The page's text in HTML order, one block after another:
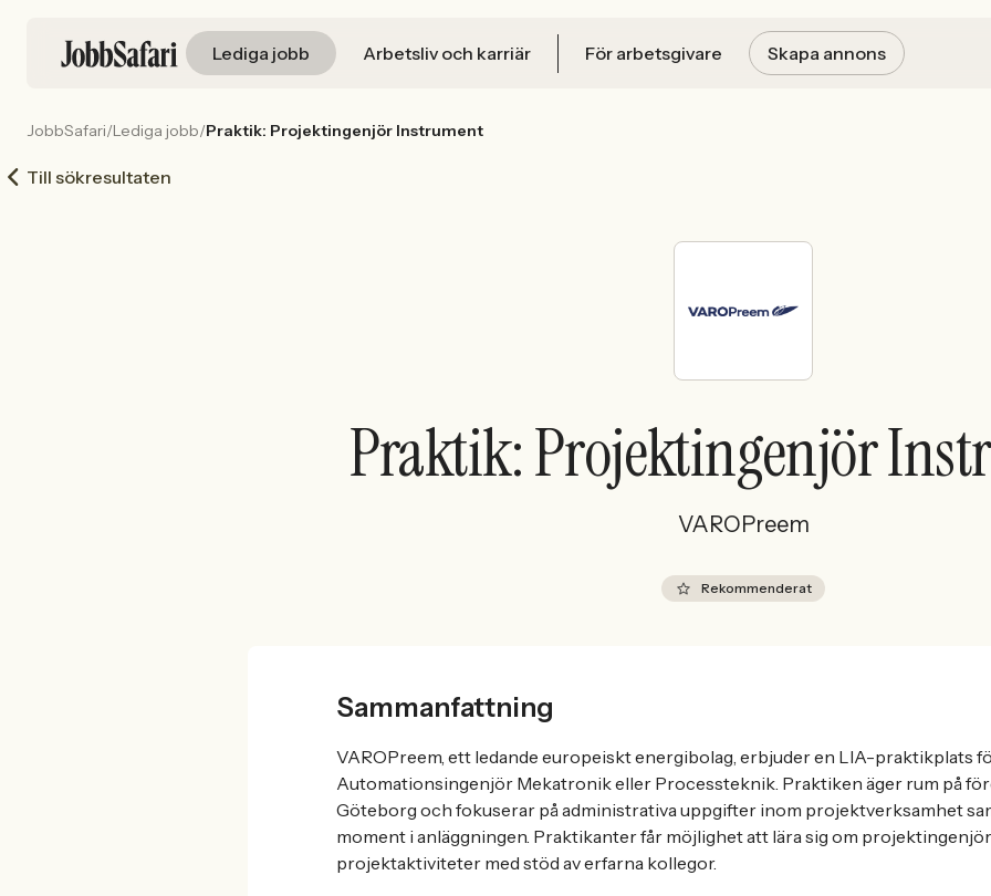
Lediga jobb Arbetsliv och karriär För arbetsgivare Skapa annons
JobbSafari/Lediga jobb/Praktik: Projektingenjör Instrument
Till sökresultaten
Praktik: Projektingenjör
VAROPreem
Rekommenderat
Sammanfattning
VAROPreem, ett ledande europeiskt energibolag, erbjuder en LIA-praktikplats
Automationsingenjör Mekatronik eller Processteknik. Praktiken äger rum på
Göteborg och fokuserar på administrativa uppgifter inom projektverksamhet
moment i anläggningen. Praktikanter får möjlighet att lära sig om
projektaktiviteter med stöd av erfarna kollegor.